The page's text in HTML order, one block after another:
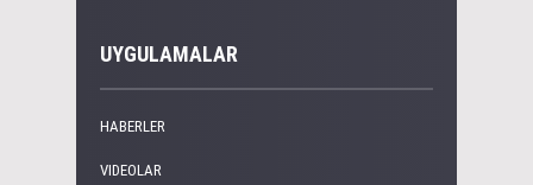
UYGULAMALAR
HABERLER
VIDEOLAR